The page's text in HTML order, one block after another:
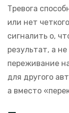
Тревога
или нет
сигналить о,
результат, а
переживание
для другого
а вместо